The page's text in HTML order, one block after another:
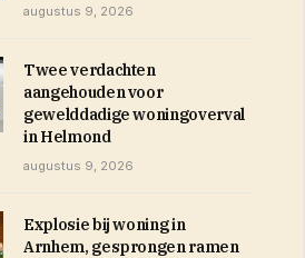
augustus 9, 2026
Twee verdachten
aangehouden voor
gewelddadige woningoverval
in Helmond
augustus 9, 2026
Explosie bij woning in
Arnhem, gesprongen ramen